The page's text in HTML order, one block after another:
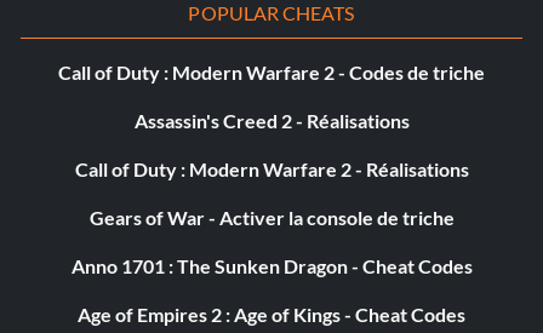
POPULAR CHEATS
Call of Duty : Modern Warfare 2 - Codes de triche
Assassin's Creed 2 - Réalisations
Call of Duty : Modern Warfare 2 - Réalisations
Gears of War - Activer la console de triche
Anno 1701 : The Sunken Dragon - Cheat Codes
Age of Empires 2 : Age of Kings - Cheat Codes